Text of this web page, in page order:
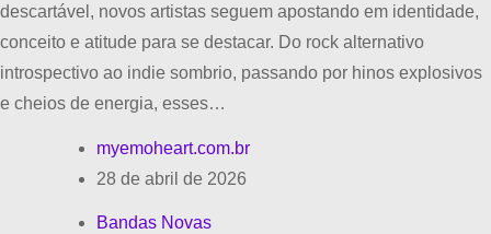
descartável, novos artistas seguem apostando em identidade,
conceito e atitude para se destacar. Do rock alternativo
introspectivo ao indie sombrio, passando por hinos explosivos
e cheios de energia, esses…
myemoheart.com.br
28 de abril de 2026
Bandas Novas